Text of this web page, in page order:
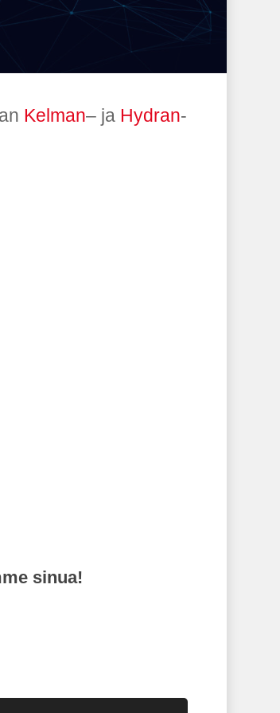
Kelman– ja Hydran-
sinua!